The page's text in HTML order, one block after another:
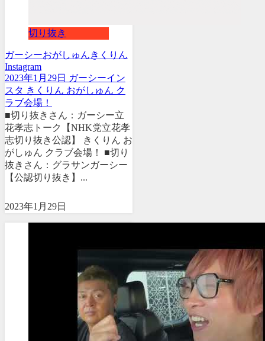
切り抜き
ガーシーおがしゅんきくりん
Instagram
2023年1月29日 ガーシーイン
スタ きくりん おがしゅん ク
ラブ会場！
■切り抜きさん：ガーシー立
花孝志トーク【NHK党立花孝
志切り抜き公認】 きくりん お
がしゅん クラブ会場！ ■切り
抜きさん：グラサンガーシー
【公認切り抜き】...
2023年1月29日